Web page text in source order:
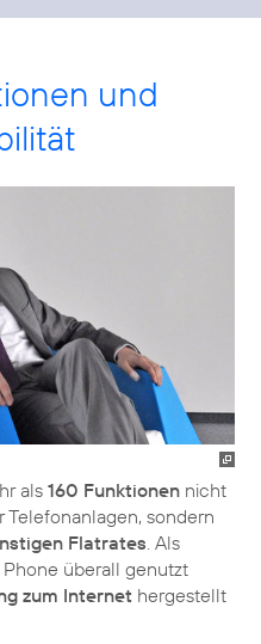
und
als 160 Funktionen nicht
Telefonanlagen, sondern
Flatrates . Als
überall genutzt
zum Internet hergestellt